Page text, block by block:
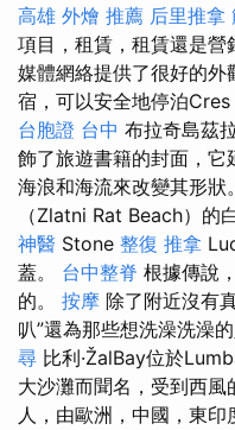
高雄 外燴 推薦 后里推拿
項目，租賃，租賃還是營
媒體網絡提供了很好的
宿，可以安全地停泊Cres
台胞證 台中 布拉奇島茲
飾了旅遊書籍的封面，它
海浪和海流來改變其形狀
（Zlatni Rat Beach）的
神醫 Stone 整復 推拿
蓋。 台中整脊 根據傳說
的。 按摩 除了附近沒有
叭”還為那些想洗澡洗澡
尋 比利·ŽalBay位於
大沙灘而聞名，受到西
人，由歐洲，中國，東印